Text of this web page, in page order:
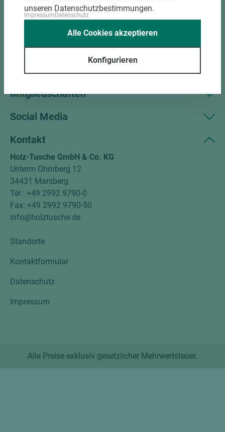
Kundenservice
Unternehmen
Mitgliedschaften
Social Media
Kontakt
Holz-Tusche GmbH & Co. KG
Unterm Ohmberg 12
34431 Marsberg
Tel.: +49 2992 9790-0
Fax: +49 2992 9790-50
info@holztusche.de
Standorte
Kontaktformular
Datenschutz
Impressum
Alle Preise exklusiv gesetzlicher Mehrwertsteuer.
unseren Datenschutzbestimmungen.
Impressum Datenschutz
Konfigurieren
Alle Cookies akzeptieren